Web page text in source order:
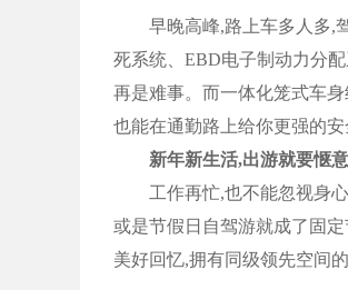
早晚高峰,路上车多人多,驾
死系统、EBD电子制动力分
再是难事。而一体化笼式车
也能在通勤路上给你更强的安
新年新生活,出游就要惬意
工作再忙,也不能忽视身心
或是节假日自驾游就成了固
美好回忆,拥有同级领先空间